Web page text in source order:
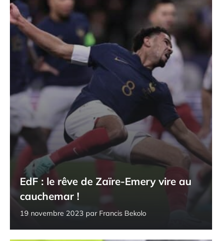
EdF : le rêve de Zaïre-Emery vire au
cauchemar !
19 novembre 2023 par Francis Bekolo